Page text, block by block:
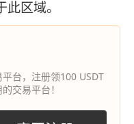
区域。
台，注册领100 USDT
交易平台！